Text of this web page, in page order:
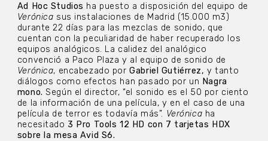
Ad Hoc Studios ha puesto a disposición del equipo de
Verónica sus instalaciones de Madrid (15.000 m3)
durante 22 días para las mezclas de sonido, que
cuentan con la peculiaridad de haber recuperado los
equipos analógicos. La calidez del analógico
convenció a Paco Plaza y al equipo de sonido de
Verónica, encabezado porGabriel Gutiérrez, y tanto
diálogos como efectos han pasado por un Nagra
mono. Según el director, “el sonido es el 50 por ciento
de la información de una película, y en el caso de una
película de terror es todavía más”. Verónica ha
necesitado 3 Pro Tools 12 HD con 7 tarjetas HDX
sobre la mesa Avid S6.